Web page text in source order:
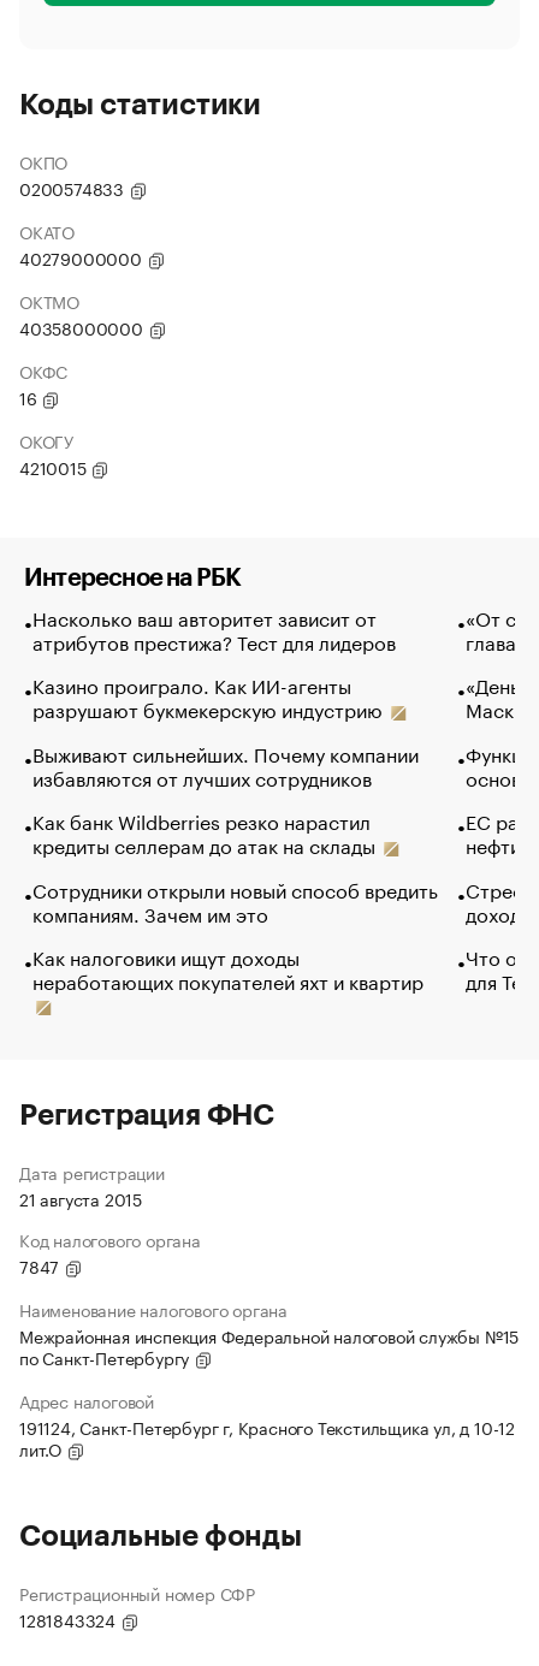
Коды статистики
ОКПО
0200574833
ОКАТО
40279000000
ОКТМО
40358000000
ОКФС
16
ОКОГУ
4210015
Интересное на РБК
Насколько ваш авторитет зависит от
атрибутов престижа? Тест для лидеров
Казино проиграло. Как ИИ-агенты
разрушают букмекерскую индустрию
Выживают сильнейших. Почему компании
избавляются от лучших сотрудников
Как банк Wildberries резко нарастил
кредиты селлерам до атак на склады
Сотрудники открыли новый способ вредить
компаниям. Зачем им это
Как налоговики ищут доходы
неработающих покупателей яхт и квартир
«От
глава
Маск в
основ
ЕС
нефти
Что
для
Регистрация ФНС
Дата регистрации
21 августа 2015
Код налогового органа
7847
Наименование налогового органа
Межрайонная инспекция Федеральной налоговой службы №15
по Санкт-Петербургу
Адрес налоговой
191124, Санкт-Петербург г, Красного Текстильщика ул, д 10-12
лит.О
Социальные фонды
Регистрационный номер СФР
1281843324